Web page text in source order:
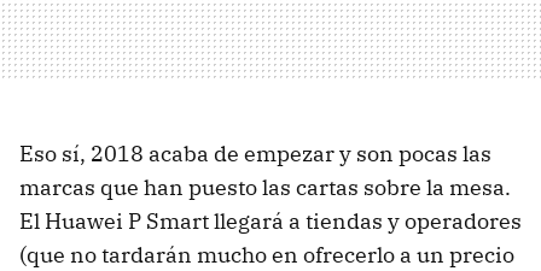
Eso sí, 2018 acaba de empezar y son pocas las
marcas que han puesto las cartas sobre la mesa.
El Huawei P Smart llegará a tiendas y operadores
(que no tardarán mucho en ofrecerlo a un precio